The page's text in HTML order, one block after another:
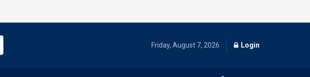
Friday, August 7, 2026 Login